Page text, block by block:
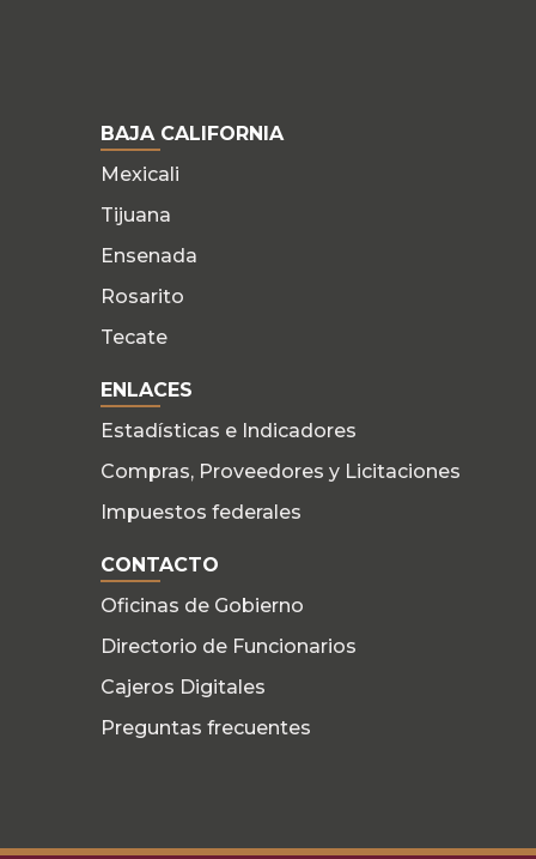
BAJA CALIFORNIA
Mexicali
Tijuana
Ensenada
Rosarito
Tecate
ENLACES
Estadísticas e Indicadores
Compras, Proveedores y Licitaciones
Impuestos federales
CONTACTO
Oficinas de Gobierno
Directorio de Funcionarios
Cajeros Digitales
Preguntas frecuentes